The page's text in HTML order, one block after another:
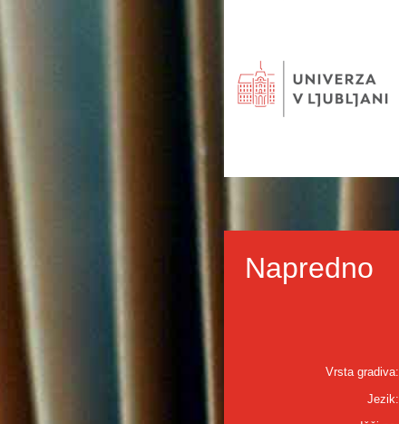
Napredno
Vrsta gradiva:
Jezik: